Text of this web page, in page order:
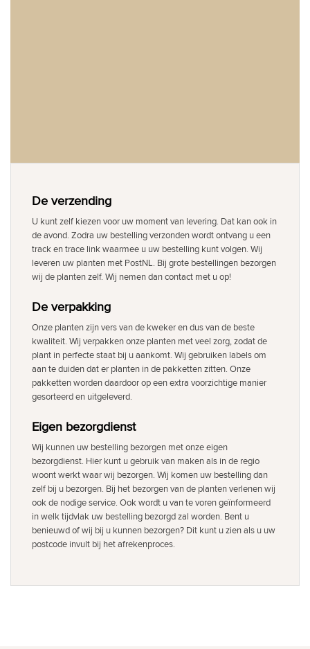
De verzending
U kunt zelf kiezen voor uw moment van levering. Dat kan ook in
de avond. Zodra uw bestelling verzonden wordt ontvang u een
track en trace link waarmee u uw bestelling kunt volgen. Wij
leveren uw planten met PostNL. Bij grote bestellingen bezorgen
wij de planten zelf. Wij nemen dan contact met u op!
De verpakking
Onze planten zijn vers van de kweker en dus van de beste
kwaliteit. Wij verpakken onze planten met veel zorg, zodat de
plant in perfecte staat bij u aankomt. Wij gebruiken labels om
aan te duiden dat er planten in de pakketten zitten. Onze
pakketten worden daardoor op een extra voorzichtige manier
gesorteerd en uitgeleverd.
Eigen bezorgdienst
Wij kunnen uw bestelling bezorgen met onze eigen
bezorgdienst. Hier kunt u gebruik van maken als in de regio
woont werkt waar wij bezorgen. Wij komen uw bestelling dan
zelf bij u bezorgen. Bij het bezorgen van de planten verlenen wij
ook de nodige service. Ook wordt u van te voren geïnformeerd
in welk tijdvlak uw bestelling bezorgd zal worden. Bent u
benieuwd of wij bij u kunnen bezorgen? Dit kunt u zien als u uw
postcode invult bij het afrekenproces.